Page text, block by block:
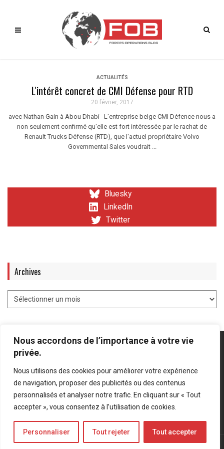
Nous accordons de l’importance à votre vie
privée.
Nous utilisons des cookies pour améliorer votre expérience
de navigation, proposer des publicités ou des contenus
personnalisés et analyser notre trafic. En cliquant sur « Tout
accepter », vous consentez à l’utilisation de cookies.
Personnaliser Tout rejeter Tout accepter
ACTUALITÉS
L'intérêt concret de CMI Défense pour RTD
20 février, 2017
avec Nathan Gain à Abou Dhabi L'entreprise belge CMI Défence nous a
non seulement confirmé qu'elle est fort intéressée par le rachat de
Renault Trucks Défense (RTD), que l'actuel propriétaire Volvo
Governmental Sales voudrait ...
Bluesky
LinkedIn
Twitter
Archives
Mentions légales Politique de confidentialité
Bluesky
LinkedIn
Twitter
© Forces Operations Blog - 2022